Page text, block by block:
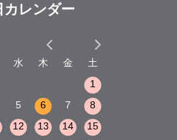
カレンダー
水 木 金
土
1
5 6 7
8
12 13 14
15